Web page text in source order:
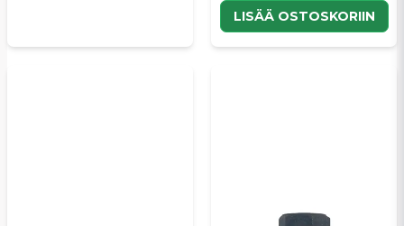
LISÄÄ OSTOSKORIIN